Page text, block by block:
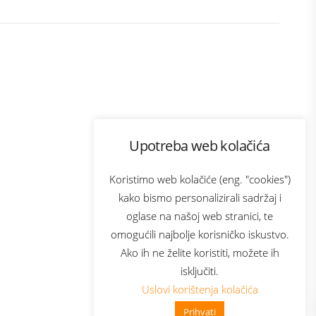
Upotreba web kolačića
Koristimo web kolačiće (eng. "cookies")
kako bismo personalizirali sadržaj i
oglase na našoj web stranici, te
omogućili najbolje korisničko iskustvo.
Ako ih ne želite koristiti, možete ih
isključiti.
Uslovi korištenja kolačića
Prihvati
👋 Zdravo, kako mogu pomoći?
Bonus plus
Prijava za newsletter